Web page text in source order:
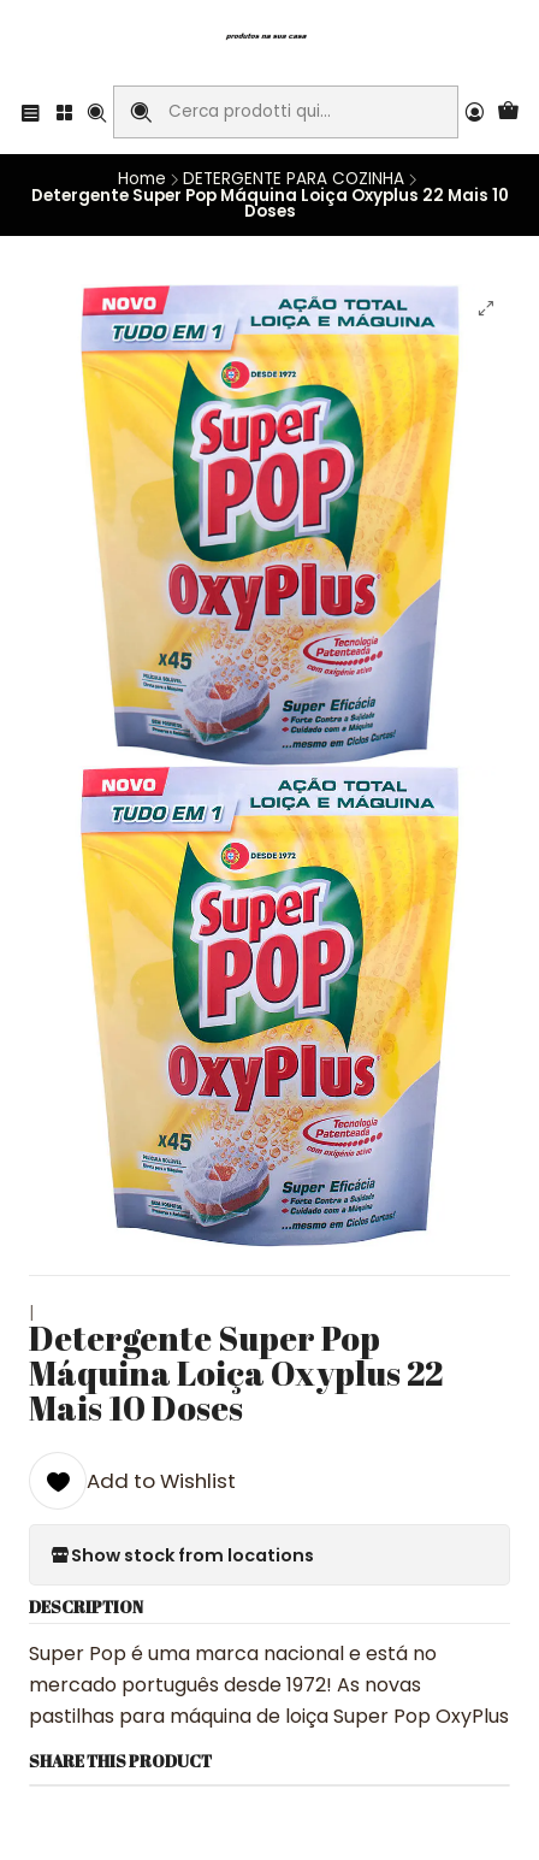
Home DETERGENTE PARA COZINHA
Detergente Super Pop Máquina Loiça Oxyplus 22 Mais 10
Doses
|
Detergente Super Pop
Máquina Loiça Oxyplus 22
Mais 10 Doses
Add to Wishlist
Show stock from locations
DESCRIPTION
Super Pop é uma marca nacional e está no
mercado português desde 1972! As novas
pastilhas para máquina de loiça Super Pop OxyPlus
SHARE THIS PRODUCT